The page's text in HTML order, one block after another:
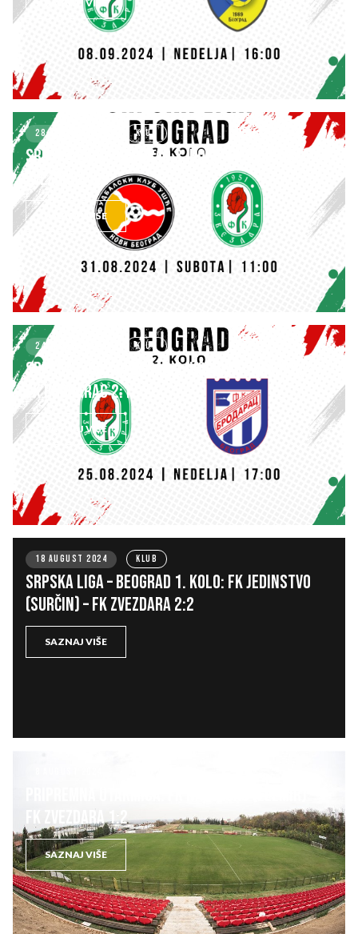
SAZNAJ VIŠE
28 AUGUST 2024 KLUB
SRPSKA LIGA – BEOGRAD 3. kolo: FK UŠĆE NBG – FK
ZVEZDARA 0:0
SAZNAJ VIŠE
24 AUGUST 2024 KLUB
SRPSKA LIGA – BEOGRAD 2. kolo: FK ZVEZDARA –
FK BRODARAC 2:1
SAZNAJ VIŠE
18 AUGUST 2024 KLUB
SRPSKA LIGA – BEOGRAD 1. kolo: FK JEDINSTVO
(Surčin) – FK ZVEZDARA 2:2
SAZNAJ VIŠE
FK ZVEZDARA 1:2
SAZNAJ VIŠE